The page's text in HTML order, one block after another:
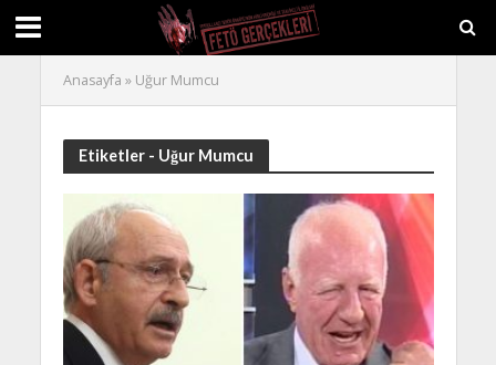
Anasayfa » Uğur Mumcu
Etiketler - Uğur Mumcu